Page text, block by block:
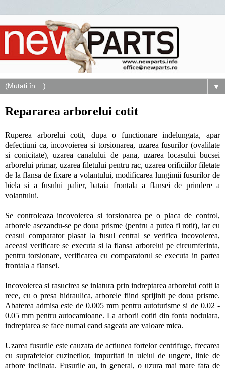
▼
Repararea arborelui cotit
Ruperea arborelui cotit, dupa o functionare indelungata, apar
defectiuni ca, incovoierea si torsionarea, uzarea fusurilor (ovalilate
si conicitate), uzarea canalului de pana, uzarea locasului bucsei
arborelui primar, uzarea filetului pentru rac, uzarea orificiilor filetate
de la flansa de fixare a volantului, modificarea lungimii fusurilor de
biela si a fusului palier, bataia frontala a flansei de prindere a
volantului.
Se controleaza incovoierea si torsionarea pe o placa de control,
arborele asezandu-se pe doua prisme (pentru a putea fi rotit), iar cu
ceasul comparator plasat la fusul central se verifica incovoierea,
aceeasi verificare se executa si la flansa arborelui pe circumferinta,
pentru torsionare, verificarea cu comparatorul se executa in partea
frontala a flansei.
Incovoierea si rasucirea se inlatura prin indreptarea arborelui cotit la
rece, cu o presa hidraulica, arborele fiind sprijinit pe doua prisme.
Abaterea admisa este de 0.005 mm pentru autoturisme si de 0.02 -
0.05 mm pentru autocamioane. La arborii cotiti din fonta nodulara,
indreptarea se face numai cand sageata are valoare mica.
Uzarea fusurile este cauzata de actiunea fortelor centrifuge, frecarea
cu suprafetelor cuzinetilor, impuritati in uleiul de ungere, linie de
arbore inclinata. Fusurile au, in general, o uzura mai mare fata de